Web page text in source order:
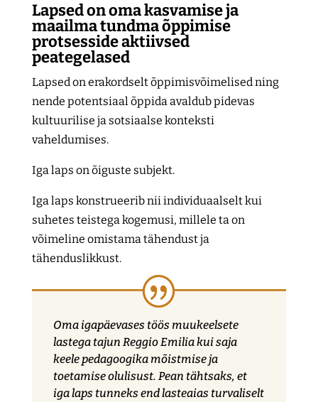
Lapsed on oma kasvamise ja
maailma tundma õppimise
protsesside aktiivsed
peategelased
Lapsed on erakordselt õppimisvõimelised ning
nende potentsiaal õppida avaldub pidevas
kultuurilise ja sotsiaalse konteksti
vaheldumises.
Iga laps on õiguste subjekt.
Iga laps konstrueerib nii individuaalselt kui
suhetes teistega kogemusi, millele ta on
võimeline omistama tähendust ja
tähenduslikkust.
Oma igapäevases töös muukeelsete
lastega tajun Reggio Emilia kui saja
keele pedagoogika mõistmise ja
toetamise olulisust. Pean tähtsaks, et
iga laps tunneks end lasteaias turvaliselt